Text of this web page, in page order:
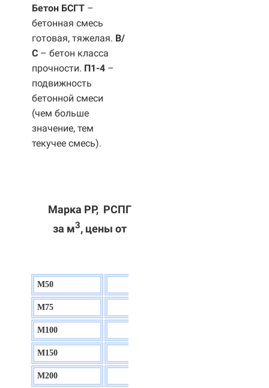
Бетон БСГТ –
бетонная смесь
готовая, тяжелая. B/
С – бетон класса
прочности. П1-4 –
подвижность
бетонной смеси
(чем больше
значение, тем
текучее смесь).
Марка РР, РСПГ
за м3, цены от
М50
М75
М100
М150
М200